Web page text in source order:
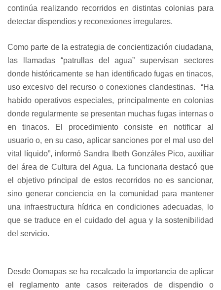
continúa realizando recorridos en distintas colonias para
detectar dispendios y reconexiones irregulares.
Como parte de la estrategia de concientización ciudadana,
las llamadas “patrullas del agua” supervisan sectores
donde históricamente se han identificado fugas en tinacos,
uso excesivo del recurso o conexiones clandestinas. “Ha
habido operativos especiales, principalmente en colonias
donde regularmente se presentan muchas fugas internas o
en tinacos. El procedimiento consiste en notificar al
usuario o, en su caso, aplicar sanciones por el mal uso del
vital líquido”, informó Sandra Ibeth Gonzáles Pico, auxiliar
del área de Cultura del Agua. La funcionaria destacó que
el objetivo principal de estos recorridos no es sancionar,
sino generar conciencia en la comunidad para mantener
una infraestructura hídrica en condiciones adecuadas, lo
que se traduce en el cuidado del agua y la sostenibilidad
del servicio.
Desde Oomapas se ha recalcado la importancia de aplicar
el reglamento ante casos reiterados de dispendio o